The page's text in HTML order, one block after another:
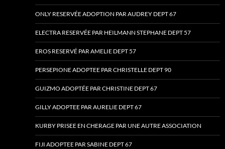
ONLY RESERVÉE ADOPTION PAR AUDREY DEPT 67
ELECTRA RESERVÉE PAR HEILMANN STEPHANE DEPT 57
EROS RESERVÉ PAR AMELIE DEPT 57
PERSEPIONE ADOPTEE PAR CHRISTELLE DEPT 90
GUIZMO ADOPTÉE PAR CHRISTINE DEPT 67
GILLY ADOPTEE PAR AURELIE DEPT 67
KURBY PRISEE EN CHERAGE PAR UNE AUTRE ASSOCIATION
FIJI ADOPTEE PAR SABINE DEPT 67